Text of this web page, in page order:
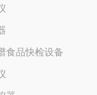
食品快检设备